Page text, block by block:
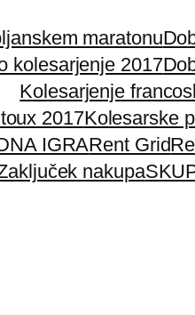
maratonu
kolesarjenje 2017
Kolesarjenje
2017Kolesarske
IGRARent Grid
nakupa